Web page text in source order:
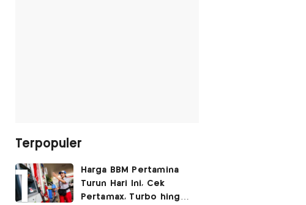
Terpopuler
Harga BBM Pertamina
Turun Hari Ini, Cek
Pertamax, Turbo hingga